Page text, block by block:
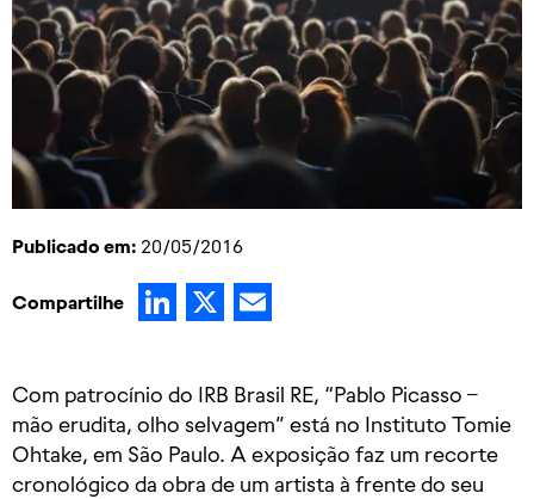
Publicado em: 20/05/2016
Compartilhe LinkedIn
X
​Com patrocínio do IRB Brasil RE, “Pablo Picasso –
mão erudita, olho selvagem” está no Instituto Tomie
Ohtake, em São Paulo. A exposição faz um recorte
cronológico da obra de um artista à frente do seu